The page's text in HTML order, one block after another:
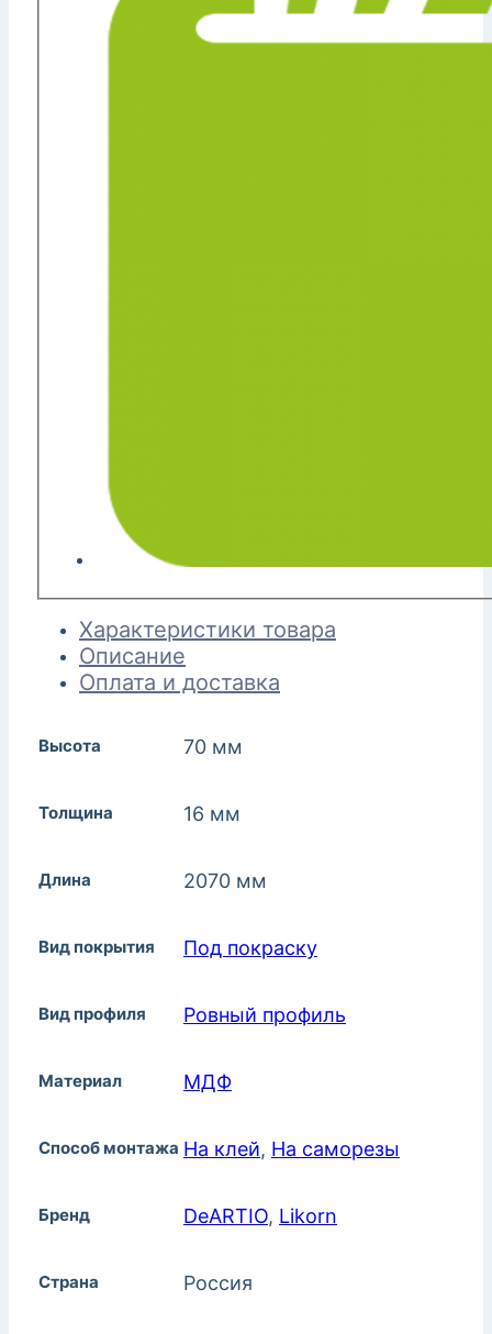
Характеристики товара
Описание
Оплата и доставка
Высота 70 мм
Толщина 16 мм
Длина 2070 мм
Вид покрытия Под покраску
Вид профиля Ровный профиль
Материал МДФ
Способ монтажа На клей, На саморезы
Бренд DeARTIO, Likorn
Страна Россия